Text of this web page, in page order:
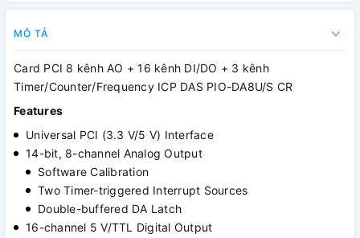
MÔ TẢ
Card PCI 8 kênh AO + 16 kênh DI/DO + 3 kênh
Timer/Counter/Frequency ICP DAS PIO-DA8U/S CR
Features
Universal PCI (3.3 V/5 V) Interface
14-bit, 8-channel Analog Output
Software Calibration
Two Timer-triggered Interrupt Sources
Double-buffered DA Latch
16-channel 5 V/TTL Digital Output